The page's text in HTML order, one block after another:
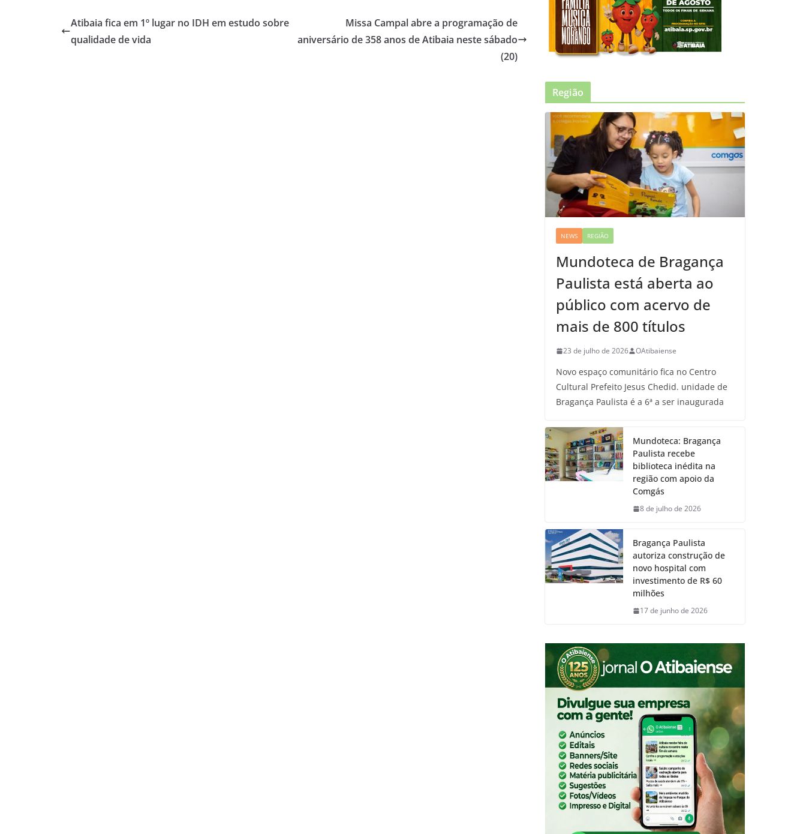
Atibaia fica em 1º lugar no IDH em estudo sobre
qualidade de vida
Missa Campal abre a programação de
aniversário de 358 anos de Atibaia neste sábado
(20)
Região
NEWS REGIÃO
Mundoteca de Bragança
Paulista está aberta ao
público com acervo de
mais de 800 títulos
23 de julho de 2026 OAtibaiense
Novo espaço comunitário fica no Centro
Cultural Prefeito Jesus Chedid. unidade de
Bragança Paulista é a 6ª a ser inaugurada
Mundoteca: Bragança
Paulista recebe
biblioteca inédita na
região com apoio da
Comgás
8 de julho de 2026
Bragança Paulista
autoriza construção de
novo hospital com
investimento de R$ 60
milhões
17 de junho de 2026